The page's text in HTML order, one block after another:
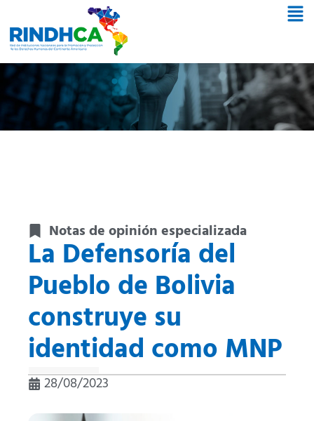
Notas de opinión especializada
La Defensoría del
Pueblo de Bolivia
construye su
identidad como MNP
28/08/2023